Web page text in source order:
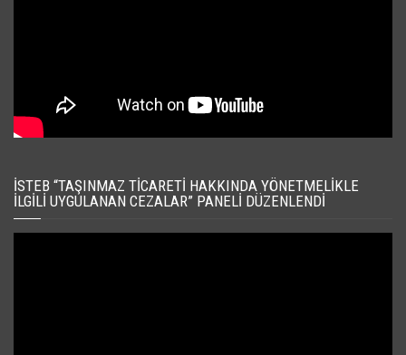
İSTEB “TAŞINMAZ TICARETI HAKKINDA YÖNETMELIKLE
İLGILI UYGULANAN CEZALAR” PANELI DÜZENLENDI